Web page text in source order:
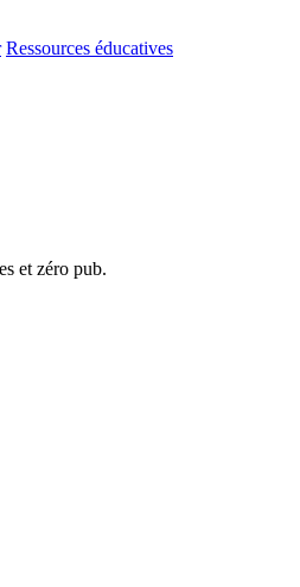
Ressources éducatives
et zéro pub.